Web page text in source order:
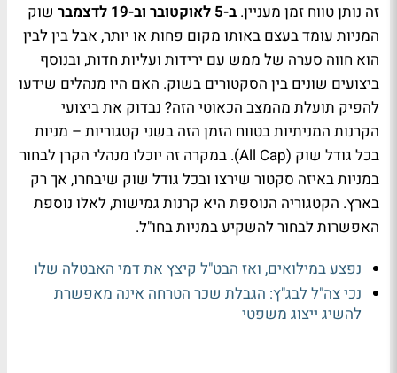
זה נותן טווח זמן מעניין. ב-5 לאוקטובר וב-19 לדצמבר
שוק
המניות עומד בעצם באותו מקום פחות או יותר, אבל בין לבין
הוא חווה סערה של ממש עם ירידות ועליות חדות, ובנוסף
ביצועים שונים בין הסקטורים בשוק. האם היו מנהלים שידעו
להפיק תועלת מהמצב הכאוטי הזה? נבדוק את ביצועי
הקרנות המניתיות בטווח הזמן הזה בשני קטגוריות – מניות
בכל גודל שוק (All Cap). במקרה זה יוכלו מנהלי הקרן לבחור
במניות באיזה סקטור שירצו ובכל גודל שוק שיבחרו, אך רק
בארץ. הקטגוריה הנוספת היא קרנות גמישות, לאלו נוספת
האפשרות לבחור להשקיע במניות בחו"ל.
נפצע במילואים, ואז הבט"ל קיצץ את דמי האבטלה שלו
נכי צה"ל לבג"ץ: הגבלת שכר הטרחה אינה מאפשרת
להשיג ייצוג משפטי